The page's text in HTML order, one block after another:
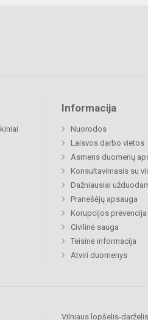
Informacija
Nuorodos
Laisvos darbo vietos
Asmens duomenų
Konsultavimasis su
Dažniausiai
Pranešėjų apsauga
Korupcijos prevencija
Civilinė sauga
Teisinė informacija
Atviri duomenys
Vilniaus lopšelis-